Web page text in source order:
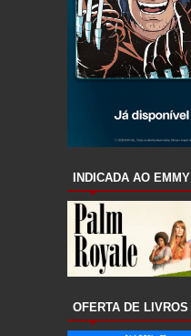
INDICADA AO EMMY
OFERTA DE LIVROS